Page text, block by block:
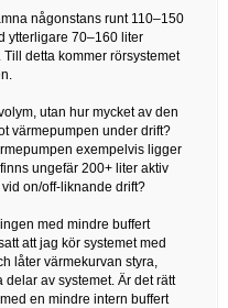
någonstans runt 110–150
ytterligare 70–160 liter
detta kommer rörsystemet
utan hur mycket av den
värmepumpen under drift?
exempelvis ligger
ungefär 200+ liter aktiv
on/off-liknande drift?
med mindre buffert
att jag kör systemet med
låter värmekurvan styra,
av systemet. Är det rätt
en mindre intern buffert